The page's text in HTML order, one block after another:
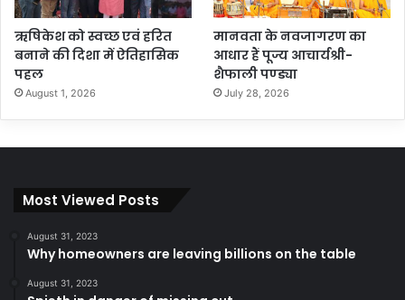
ऋषिकेश को स्वच्छ एवं हरित
बनाने की दिशा में ऐतिहासिक
पहल
August 1, 2026
मानवता के नवजागरण का
आधार हैं पूज्य आचार्यश्री-
शैफाली पण्ड्या
July 28, 2026
Most Viewed Posts
August 31, 2023
Why homeowners are leaving billions on the table
August 31, 2023